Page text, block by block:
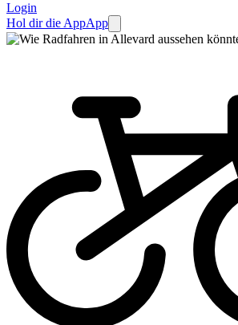
Login
Hol dir die AppApp